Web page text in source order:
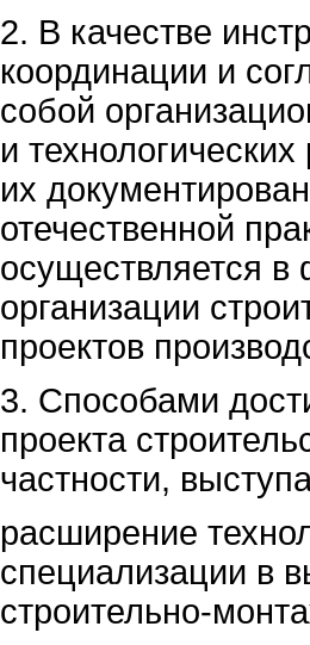
2. В качестве
координации и
собой
и
их
отечественной
осуществляется в
организации
проектов
3. Способами
проекта
частности,
расширение
специализации в
строительно-